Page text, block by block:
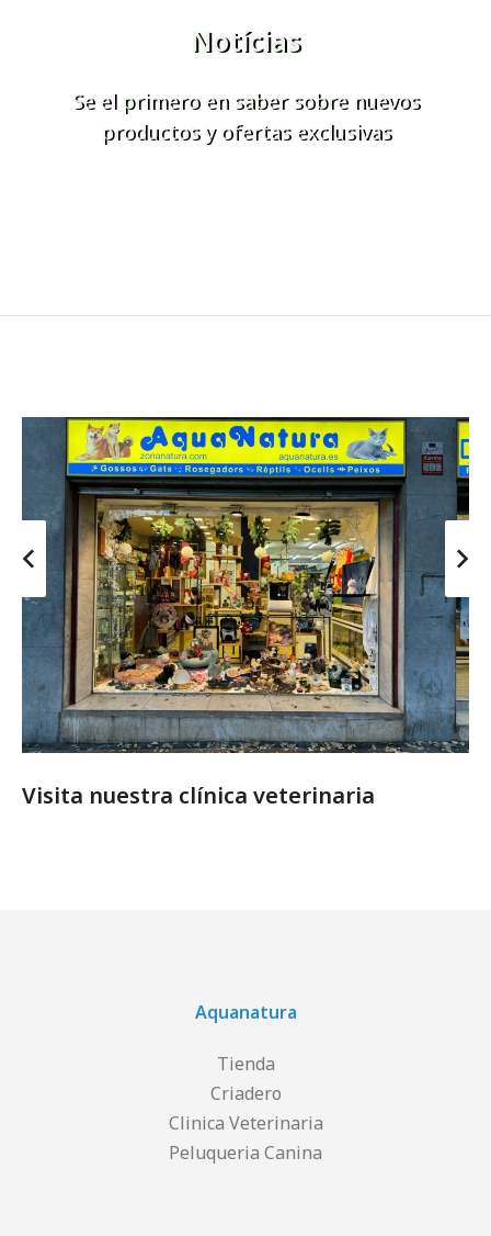
Notícias
Se el primero en saber sobre nuevos
productos y ofertas exclusivas
Visita nuestra clínica veterinaria
Aquanatura
Tienda
Criadero
Clinica Veterinaria
Peluqueria Canina